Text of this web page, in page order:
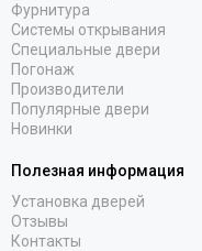
Фурнитура
Системы открывания
Специальные двери
Погонаж
Производители
Популярные двери
Новинки
Полезная информация
Установка дверей
Отзывы
Контакты